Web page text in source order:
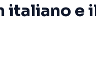
italiano e